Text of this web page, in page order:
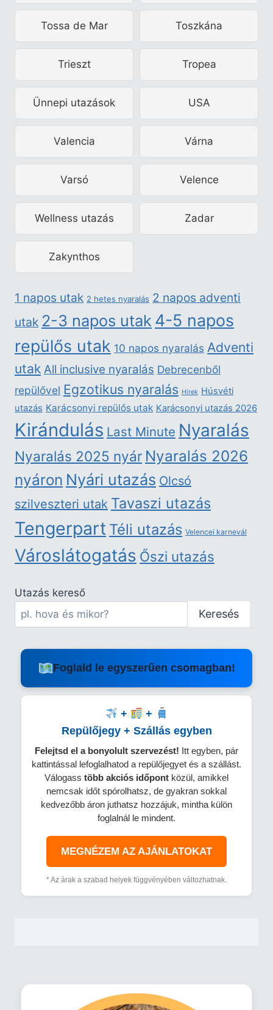
Tossa de Mar Toszkána
Trieszt Tropea
Ünnepi utazások USA
Valencia Várna
Varsó Velence
Wellness utazás Zadar
Zakynthos
1 napos utak 2 hetes nyaralás 2 napos adventi
utak 2-3 napos utak4-5 napos
repülős utak 10 napos nyaralás Adventi
utak All inclusive nyaralás Debrecenből
repülővel Egzotikus nyaralás Hírek Húsvéti
utazás Karácsonyi repülős utak Karácsonyi utazás 2026
Kirándulás Last Minute Nyaralás
Nyaralás 2025 nyár Nyaralás 2026
nyáron Nyári utazás Olcsó
szilveszteri utak Tavaszi utazás
Tengerpart Téli utazás Velencei karnevál
Városlátogatás Őszi utazás
Utazás kereső
Keresés
Foglald le egyszerűen csomagban!
+
+
Repülőjegy + Szállás egyben
Felejtsd el a bonyolult szervezést! Itt egyben, pár
kattintással lefoglalhatod a repülőjegyet és a szállást.
Válogass több akciós időpont közül, amikkel
nemcsak időt spórolhatsz, de gyakran sokkal
kedvezőbb áron juthatsz hozzájuk, mintha külön
foglalnál le mindent.
MEGNÉZEM AZ AJÁNLATOKAT
* Az árak a szabad helyek függvényében változhatnak.